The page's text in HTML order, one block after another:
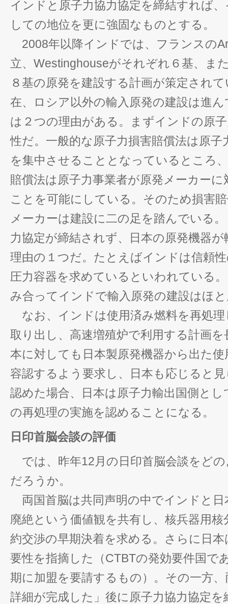
インドと原子力協力協定を締結すれば
しての地位を更に強固なものとする。
2008年以降インドでは、フランスの
立、Westinghouseがそれぞれ６基、ま
８基の原発を建設する計画が策定され
在、ロシア以外の輸入原発の建設は進
は２つの理由がある。まずインドの原
性だ。一般的な原子力損害賠償法は原子
を集中させることとなっているところ
賠償法は原子力事業者が原発メーカー
ことを可能にしている。そのため損害
メーカーは建設に二の足を踏んでいる
力協定が締結されず、日本の原発機器
理由の１つだ。たとえばインドは信頼
圧力容器を求めているといわれている
み合ってインドで輸入原発の建設はほ
なお、インドは使用済み燃料を再処
取り出し、高速増殖炉で利用する計画
本に対しても日本製原発機器から出た
容認するよう要求し、日本も応じると
認めた場合、日本は原子力輸出国側と
の再処理の実施を認めることになる。
日印首脳会談の評価
では、昨年12月の日印首脳会談をど
だろうか。
両国首脳は共同声明の中でインドと日
廃絶という価値観を共有し、核兵器用核
約交渉の早期決着を求める。さらに日
要性を指摘した（CTBTの発効要件国で
期に加盟を要請するもの）。その一方
詳細が完成した」後に原子力協力協定